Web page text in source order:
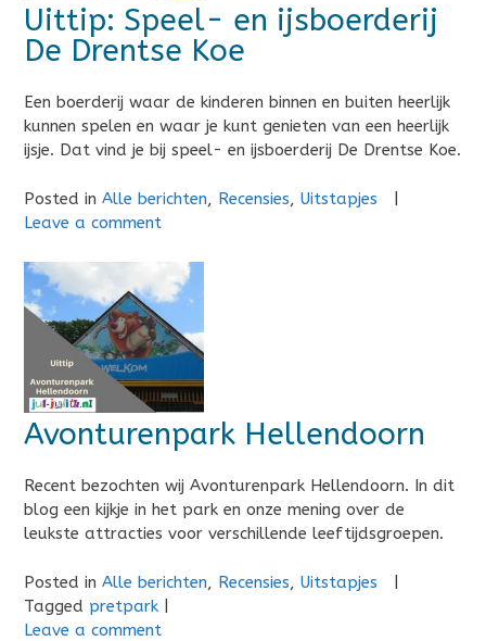
Uittip: Speel- en ijsboerderij
De Drentse Koe
Een boerderij waar de kinderen binnen en buiten heerlijk
kunnen spelen en waar je kunt genieten van een heerlijk
ijsje. Dat vind je bij speel- en ijsboerderij De Drentse Koe.
Posted in Alle berichten, Recensies, Uitstapjes
Leave a comment
Avonturenpark Hellendoorn
Recent bezochten wij Avonturenpark Hellendoorn. In dit
blog een kijkje in het park en onze mening over de
leukste attracties voor verschillende leeftijdsgroepen.
Posted in Alle berichten, Recensies, Uitstapjes
Tagged pretpark
Leave a comment